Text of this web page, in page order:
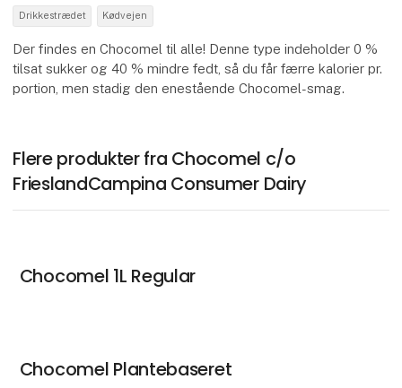
Drikkestrædet Kødvejen
Der findes en Chocomel til alle! Denne type indeholder 0 %
tilsat sukker og 40 % mindre fedt, så du får færre kalorier pr.
portion, men stadig den enestående Chocomel-smag.
Flere produkter fra Chocomel c/o
FrieslandCampina Consumer Dairy
Chocomel 1L Regular
Chocomel Plantebaseret